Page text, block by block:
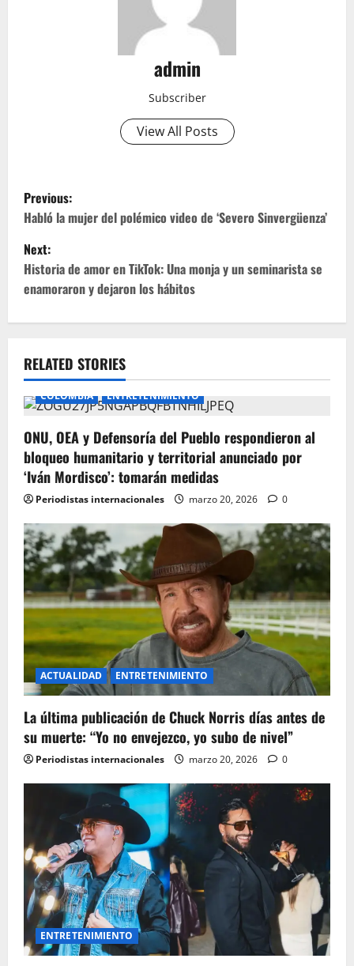
admin
Subscriber
View All Posts
P
o
s
t
n
a
v
i
g
a
t
i
o
n
Previous:
Habló la mujer del polémico video de ‘Severo Sinvergüenza’
Next:
Historia de amor en TikTok: Una monja y un seminarista se
enamoraron y dejaron los hábitos
RELATED STORIES
COLOMBIA ENTRETENIMIENTO
ONU, OEA y Defensoría del Pueblo respondieron al
bloqueo humanitario y territorial anunciado por
‘Iván Mordisco’: tomarán medidas
Periodistas internacionales marzo 20, 2026 0
ACTUALIDAD ENTRETENIMIENTO
La última publicación de Chuck Norris días antes de
su muerte: “Yo no envejezco, yo subo de nivel”
Periodistas internacionales marzo 20, 2026 0
ENTRETENIMIENTO